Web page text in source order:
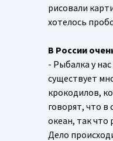
рисовали
хотелось
В России
- Рыбалка у
существует
крокодилов,
говорят, что
океан, так что
Дело